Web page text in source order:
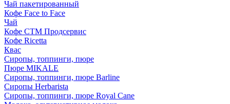
Чай пакетированный
Кофе Face to Face
Чай
Кофе СТМ Продсервис
Кофе Ricetta
Квас
Сиропы, топпинги, пюре
Пюре MIKALE
Сиропы, топпинги, пюре Barline
Сиропы Herbarista
Сиропы, топпинги, пюре Royal Cane